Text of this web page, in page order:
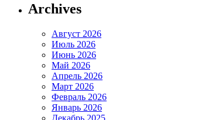
Archives
Август 2026
Июль 2026
Июнь 2026
Май 2026
Апрель 2026
Март 2026
Февраль 2026
Январь 2026
Декабрь 2025